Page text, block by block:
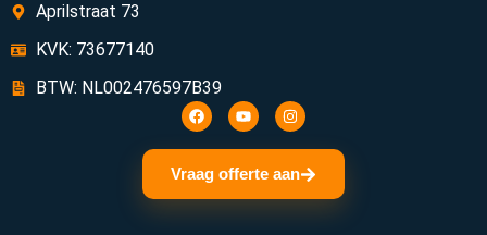
Aprilstraat 73
KVK: 73677140
BTW: NL002476597B39
Vraag offerte aan